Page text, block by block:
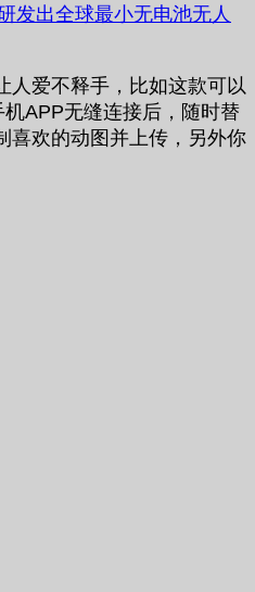
发出全球最小无电池无人
人爱不释手，比如这款可以
APP无缝连接后，随时替
喜欢的动图并上传，另外你